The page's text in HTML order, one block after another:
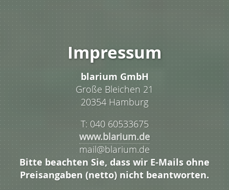
Impressum
blarium GmbH
Große Bleichen 21
20354 Hamburg
T: 040 60533675
www.blarium.de
mail@blarium.de
Bitte beachten Sie, dass wir E-Mails ohne
Preisangaben (netto) nicht beantworten.